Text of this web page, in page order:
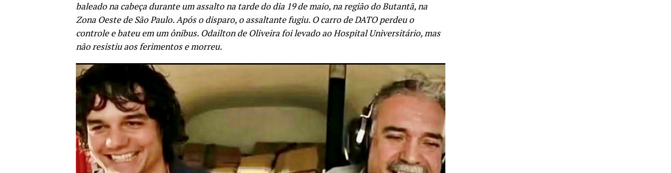
baleado na cabeça durante um assalto na tarde do dia 19 de maio, na região do Butantã, na
Zona Oeste de São Paulo. Após o disparo, o assaltante fugiu. O carro de DATO perdeu o
controle e bateu em um ônibus. Odailton de Oliveira foi levado ao Hospital Universitário, mas
não resistiu aos ferimentos e morreu.